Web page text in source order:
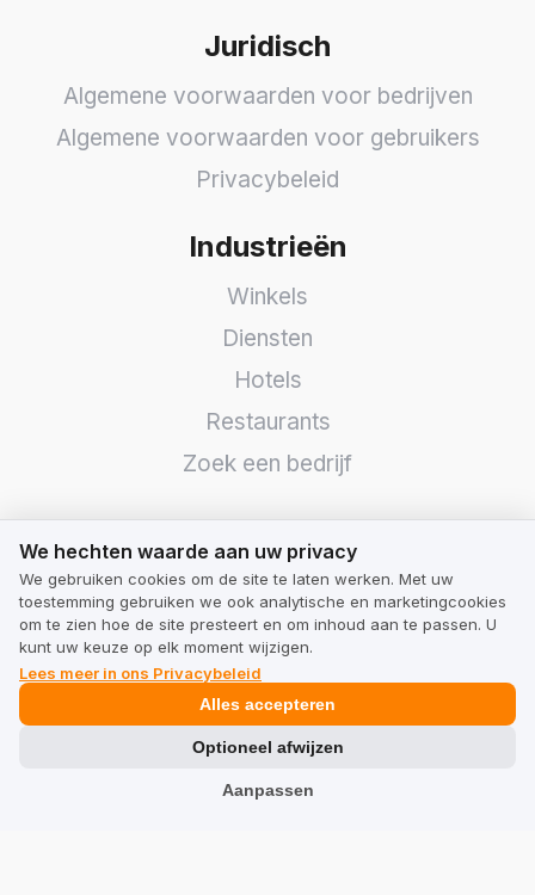
Juridisch
Algemene voorwaarden voor bedrijven
Algemene voorwaarden voor gebruikers
Privacybeleid
Industrieën
Winkels
Diensten
Hotels
Restaurants
Zoek een bedrijf
TrustMate
Neem contact met ons op
Beoordelingen over ons
Partners
Team
We hechten waarde aan uw privacy
We gebruiken cookies om de site te laten werken. Met uw
toestemming gebruiken we ook analytische en marketingcookies
om te zien hoe de site presteert en om inhoud aan te passen. U
kunt uw keuze op elk moment wijzigen.
Lees meer in ons Privacybeleid
Aanpassen
Optioneel afwijzen
Alles accepteren